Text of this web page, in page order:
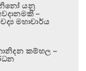
නිනෝ යනු
–
මහාචාර්ය
කම්හල –